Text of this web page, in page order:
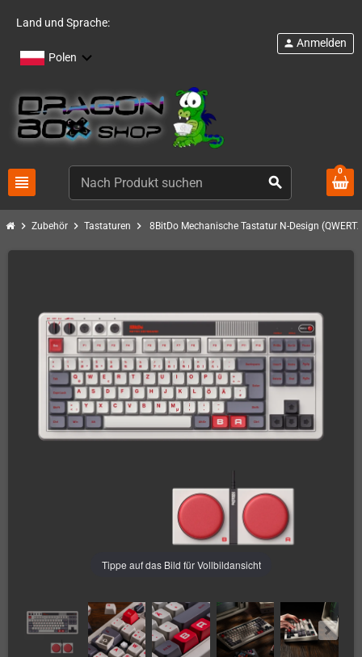
Land und Sprache:
Polen
view_headline search
person Anmelden
0
chevron_right Zubehör chevron_right Tastaturen chevron_right 8BitDo Mechanische Tastatur N-Design
Tippe auf das Bild für Vollbildansicht